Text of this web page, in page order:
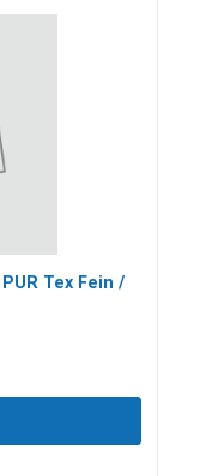
Tex Fein /